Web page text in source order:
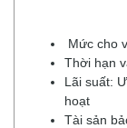
Mức cho
Thời hạn
Lãi suất:
hoạt
Tài sản